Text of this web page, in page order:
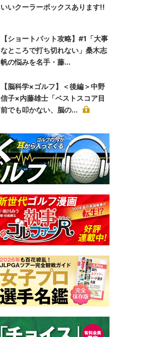
いいクーラーボックスあります!!
【ショートパット攻略】#1「大事
なところで打ち切れない」桑木志
帆の悩みを名手・藤...
【脳科学×ゴルフ】＜後編＞中野
信子×内藤雄士「ベストスコア目
前でも叩かない、脳の...